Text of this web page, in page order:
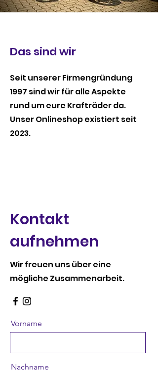
Das sind wir
Seit unserer Firmengründung
1997 sind wir für alle Aspekte
rund um eure Krafträder da.
Unser Onlineshop existiert seit
2023.
Kontakt
aufnehmen
Wir freuen uns über eine
mögliche Zusammenarbeit.
Vorname
Nachname